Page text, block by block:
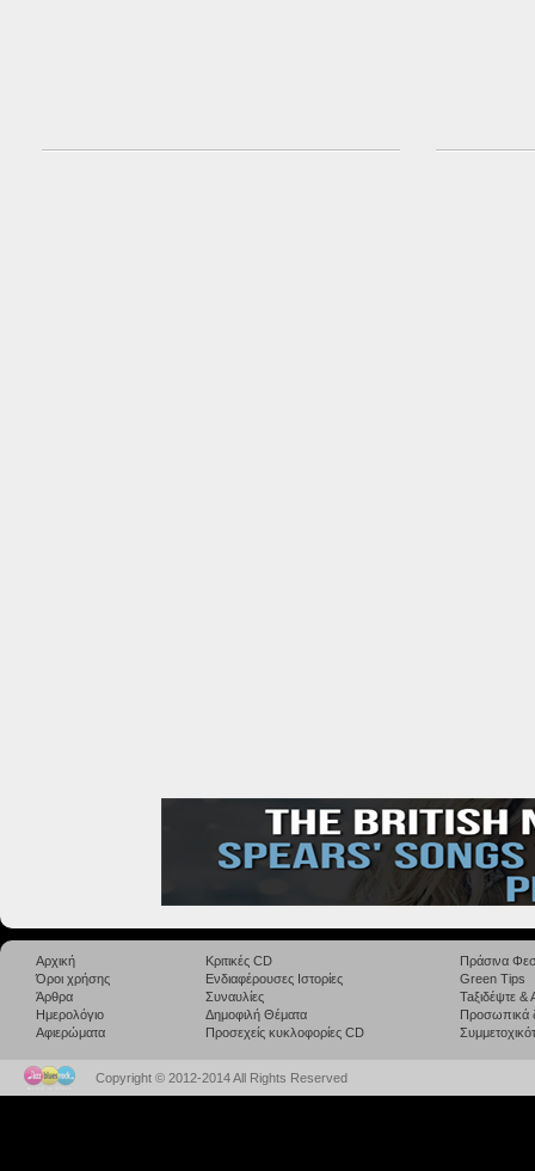
Αρχική
Όροι χρήσης
Άρθρα
Ημερολόγιο
Αφιερώματα
Κριτικές CD
Ενδιαφέρουσες Ιστορίες
Συναυλίες
Δημοφιλή Θέματα
Προσεχείς κυκλοφορίες CD
Πράσινα
Green Tips
Taξιδέψτε
Προσωπικά
Copyright © 2012-2014 All Rights Reserved